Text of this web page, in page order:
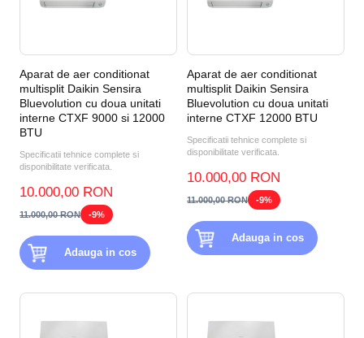
Aparat de aer conditionat
multisplit Daikin Sensira
Bluevolution cu doua unitati
interne CTXF 9000 si 12000
BTU
Specificatii tehnice complete si
disponibilitate verificata.
10.000,00 RON
11.000,00 RON -9%
Adauga in cos
Aparat de aer conditionat
multisplit Daikin Sensira
Bluevolution cu doua unitati
interne CTXF 12000 BTU
Specificatii tehnice complete si
disponibilitate verificata.
10.000,00 RON
11.000,00 RON -9%
Adauga in cos